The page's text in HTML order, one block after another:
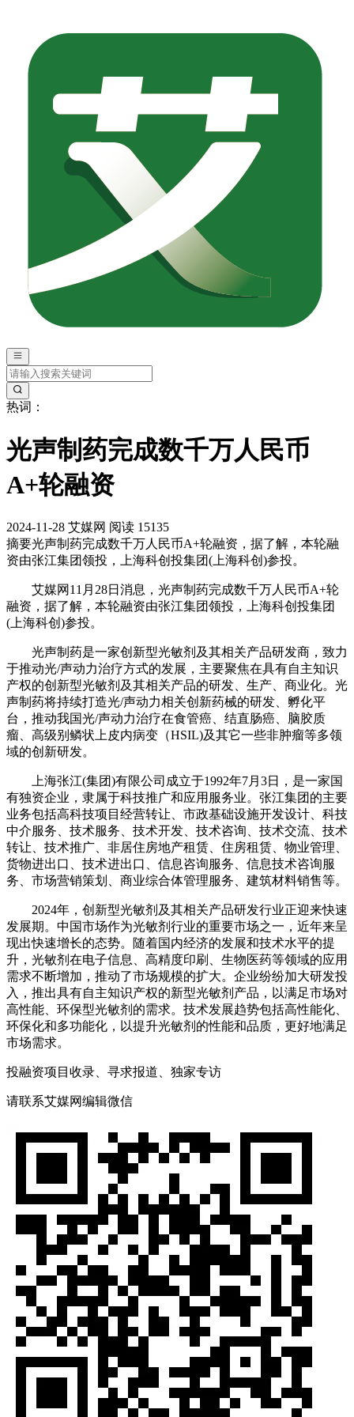
热词：
光声制药完成数千万人民币
A+轮融资
2024-11-28 艾媒网 阅读 15135
摘要光声制药完成数千万人民币A+轮融资，据了解，本轮融
资由张江集团领投，上海科创投集团(上海科创)参投。
艾媒网11月28日消息，光声制药完成数千万人民币A+轮
融资，据了解，本轮融资由张江集团领投，上海科创投集团
(上海科创)参投。
光声制药是一家创新型光敏剂及其相关产品研发商，致力
于推动光/声动力治疗方式的发展，主要聚焦在具有自主知识
产权的创新型光敏剂及其相关产品的研发、生产、商业化。光
声制药将持续打造光/声动力相关创新药械的研发、孵化平
台，推动我国光/声动力治疗在食管癌、结直肠癌、脑胶质
瘤、高级别鳞状上皮内病变（HSIL)及其它一些非肿瘤等多领
域的创新研发。
‌上海张江(集团)有限公司‌成立于1992年7月3日，是一家国
有独资企业，隶属于科技推广和应用服务业。张江集团的主要
业务包括高科技项目经营转让、市政基础设施开发设计、科技
中介服务、技术服务、技术开发、技术咨询、技术交流、技术
转让、技术推广、非居住房地产租赁、住房租赁、物业管理、
货物进出口、技术进出口、信息咨询服务、信息技术咨询服
务、市场营销策划、商业综合体管理服务、建筑材料销售等‌。
2024年，创新型光敏剂及其相关产品研发行业正迎来快速
发展期。中国市场作为光敏剂行业的重要市场之一，近年来呈
现出快速增长的态势。随着国内经济的发展和技术水平的提
升，光敏剂在电子信息、高精度印刷、生物医药等领域的应用
需求不断增加，推动了市场规模的扩大。企业纷纷加大研发投
入，推出具有自主知识产权的新型光敏剂产品，以满足市场对
高性能、环保型光敏剂的需求。技术发展趋势包括高性能化、
环保化和多功能化，以提升光敏剂的性能和品质，更好地满足
市场需求。
投融资项目收录、寻求报道、独家专访
请联系艾媒网编辑微信